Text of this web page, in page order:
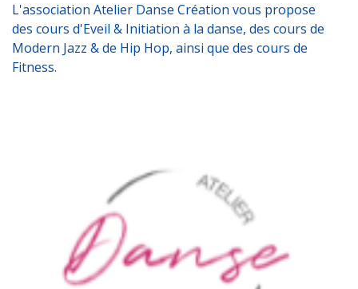
L'association Atelier Danse Création vous propose
des cours d'Eveil & Initiation à la danse, des cours de
Modern Jazz & de Hip Hop, ainsi que des cours de
Fitness.